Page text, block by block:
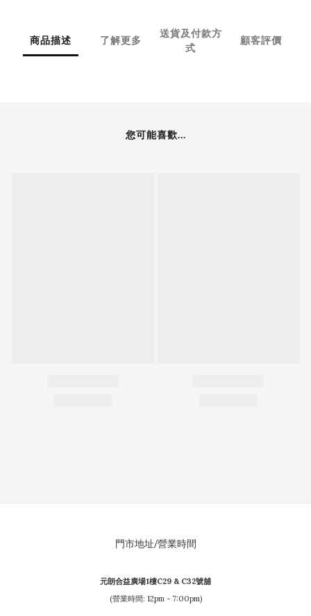
商品描述 了解更多
送貨及付款方
式
顧客評價
您可能喜歡...
門市地址/營業時間
元朗合益廣場1樓C29 & C32號舖
(營業時間: 12pm - 7:00pm)